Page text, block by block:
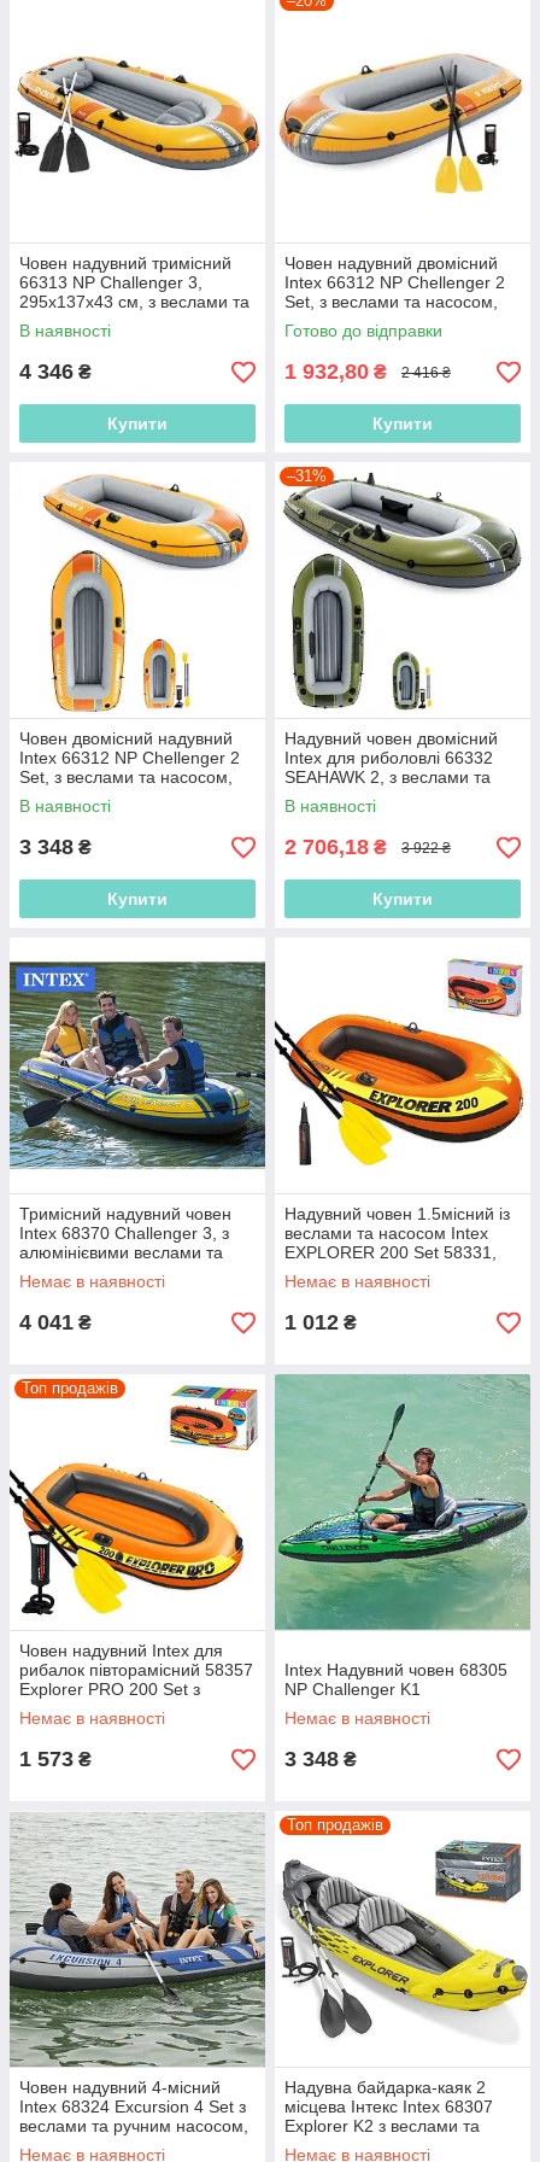
Човен надувний тримісний
66313 NP Challenger 3,
295х137х43 см, з веслами та
насосом
В наявності
4 346 ₴
Купити
Човен надувний двомісний
Intex 66312 NP Chellenger 2
Set, з веслами та насосом,
236х114х41 см, для
риболовлі
Готово до відправки
1 932,80 ₴ 2 416 ₴
Купити
Човен двомісний надувний
Intex 66312 NP Chellenger 2
Set, з веслами та насосом,
236х114х41 см, для
риболовлі
В наявності
3 348 ₴
Купити
–31%
Надувний човен двомісний
Intex для риболовлі 66332
SEAHAWK 2, з веслами та
насосом, 236x114x41 см
В наявності
2 706,18 ₴ 3 922 ₴
Купити
Тримісний надувний човен
Intex 68370 Challenger 3, з
алюмінієвими веслами та
насосом, 295 х 137 см
Немає в наявності
4 041 ₴
Надувний човен 1.5місний із
веслами та насосом Intex
EXPLORER 200 Set 58331,
185х94х41 см
Немає в наявності
1 012 ₴
Топ продажів
Човен надувний Intex для
рибалок півторамісний 58357
Explorer PRO 200 Set з
веслами та насосом,
196*102*33 см
Немає в наявності
1 573 ₴
Intex Надувний човен 68305
NP Challenger K1
Немає в наявності
3 348 ₴
Човен надувний 4-місний
Intex 68324 Excursion 4 Set з
веслами та ручним насосом,
315 х 165 см
Немає в наявності
Топ продажів
Надувна байдарка-каяк 2
місцева Інтекс Intex 68307
Explorer K2 з веслами та
насосом (312*91 см)
Немає в наявності